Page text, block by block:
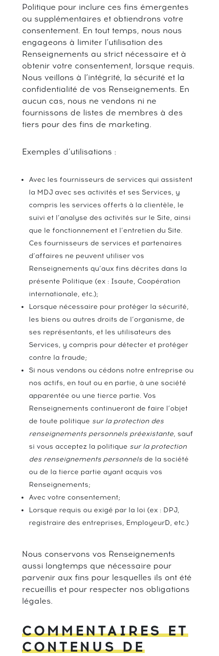
Politique pour inclure ces fins émergentes
ou supplémentaires et obtiendrons votre
consentement. En tout temps, nous nous
engageons à limiter l’utilisation des
Renseignements au strict nécessaire et à
obtenir votre consentement, lorsque requis.
Nous veillons à l’intégrité, la sécurité et la
confidentialité de vos Renseignements. En
aucun cas, nous ne vendons ni ne
fournissons de listes de membres à des
tiers pour des fins de marketing.
Exemples d’utilisations :
Avec les fournisseurs de services qui assistent
la MDJ avec ses activités et ses Services, y
compris les services offerts à la clientèle, le
suivi et l’analyse des activités sur le Site, ainsi
que le fonctionnement et l’entretien du Site.
Ces fournisseurs de services et partenaires
d’affaires ne peuvent utiliser vos
Renseignements qu’aux fins décrites dans la
présente Politique (ex : Isaute, Coopération
internationale, etc.);
Lorsque nécessaire pour protéger la sécurité,
les biens ou autres droits de l’organisme, de
ses représentants, et les utilisateurs des
Services, y compris pour détecter et protéger
contre la fraude;
Si nous vendons ou cédons notre entreprise ou
nos actifs, en tout ou en partie, à une société
apparentée ou une tierce partie. Vos
Renseignements continueront de faire l’objet
de toute politique sur la protection des
renseignements personnels préexistante, sauf
si vous acceptez la politique sur la protection
des renseignements personnelsde la société
ou de la tierce partie ayant acquis vos
Renseignements;
Avec votre consentement;
Lorsque requis ou exigé par la loi (ex : DPJ,
registraire des entreprises, EmployeurD, etc.)
Nous conservons vos Renseignements
aussi longtemps que nécessaire pour
parvenir aux fins pour lesquelles ils ont été
recueillis et pour respecter nos obligations
légales.
COMMENTAIRES ET
CONTENUS DE